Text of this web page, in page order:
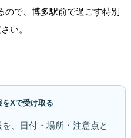
で、博多駅前で過ごす特別
い。
Xで受け取る
、日付・場所・注意点と